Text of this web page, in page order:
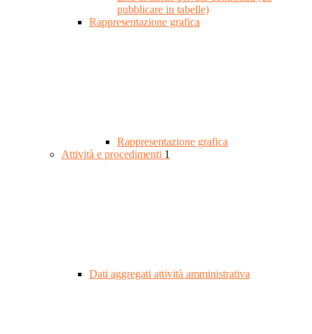
pubblicare in tabelle)
Rappresentazione grafica
Rappresentazione grafica
Attività e procedimenti 1
Dati aggregati attività amministrativa